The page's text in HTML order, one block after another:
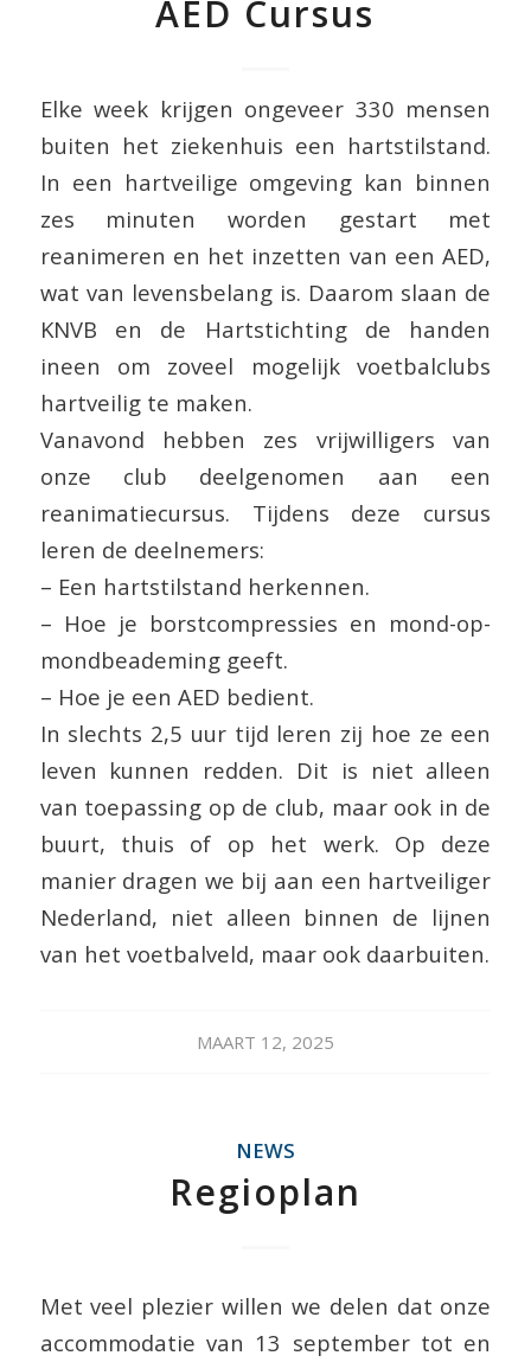
AED Cursus
Elke week krijgen ongeveer 330 mensen
buiten het ziekenhuis een hartstilstand.
In een hartveilige omgeving kan binnen
zes minuten worden gestart met
reanimeren en het inzetten van een AED,
wat van levensbelang is. Daarom slaan de
KNVB en de Hartstichting de handen
ineen om zoveel mogelijk voetbalclubs
hartveilig te maken.
Vanavond hebben zes vrijwilligers van
onze club deelgenomen aan een
reanimatiecursus. Tijdens deze cursus
leren de deelnemers:
– Een hartstilstand herkennen.
– Hoe je borstcompressies en mond-op-
mondbeademing geeft.
– Hoe je een AED bedient.
In slechts 2,5 uur tijd leren zij hoe ze een
leven kunnen redden. Dit is niet alleen
van toepassing op de club, maar ook in de
buurt, thuis of op het werk. Op deze
manier dragen we bij aan een hartveiliger
Nederland, niet alleen binnen de lijnen
van het voetbalveld, maar ook daarbuiten.
MAART 12, 2025
NEWS
Regioplan
Met veel plezier willen we delen dat onze
accommodatie van 13 september tot en